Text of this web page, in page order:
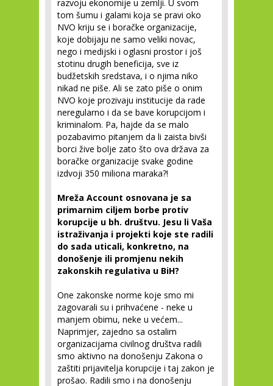
razvoju ekonomije u zemlji. U svom
tom šumu i galami koja se pravi oko
NVO kriju se i boračke organizacije,
koje dobijaju ne samo veliki novac,
nego i medijski i oglasni prostor i još
stotinu drugih beneficija, sve iz
budžetskih sredstava, i o njima niko
nikad ne piše. Ali se zato piše o onim
NVO koje prozivaju institucije da rade
neregularno i da se bave korupcijom i
kriminalom. Pa, hajde da se malo
pozabavimo pitanjem da li zaista bivši
borci žive bolje zato što ova država za
boračke organizacije svake godine
izdvoji 350 miliona maraka?!
Mreža Account osnovana je sa
primarnim ciljem borbe protiv
korupcije u bh. društvu. Jesu li Vaša
istraživanja i projekti koje ste radili
do sada uticali, konkretno, na
donošenje ili promjenu nekih
zakonskih regulativa u BiH?
One zakonske norme koje smo mi
zagovarali su i prihvaćene - neke u
manjem obimu, neke u većem...
Naprimjer, zajedno sa ostalim
organizacijama civilnog društva radili
smo aktivno na donošenju Zakona o
zaštiti prijavitelja korupcije i taj zakon je
prošao. Radili smo i na donošenju